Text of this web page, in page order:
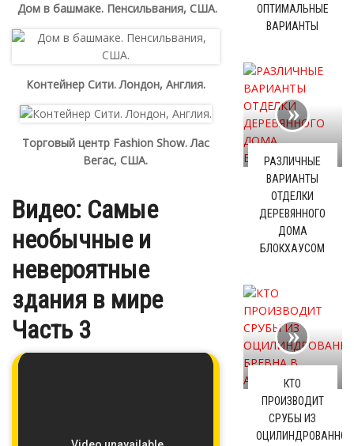
Дом в башмаке. Пенсильвания, США.
Контейнер Сити. Лондон, Англия.
Торговый центр Fashion Show. Лас
Вегас, США.
Видео: Самые
необычные и
невероятные
здания в мире
Часть 3
ОПТИМАЛЬНЫЕ
ВАРИАНТЫ
РАЗЛИЧНЫЕ
ВАРИАНТЫ
ОТДЕЛКИ
ДЕРЕВЯННОГО
ДОМА
БЛОКХАУСОМ
КТО
ПРОИЗВОДИТ
СРУБЫ ИЗ